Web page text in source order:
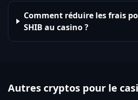
Comment réduire les frais
SHIB au casino ?
Autres cryptos pour le